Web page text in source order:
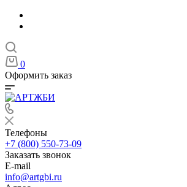
0
Оформить заказ
Телефоны
+7 (800) 550-73-09
Заказать звонок
E-mail
info@artgbi.ru